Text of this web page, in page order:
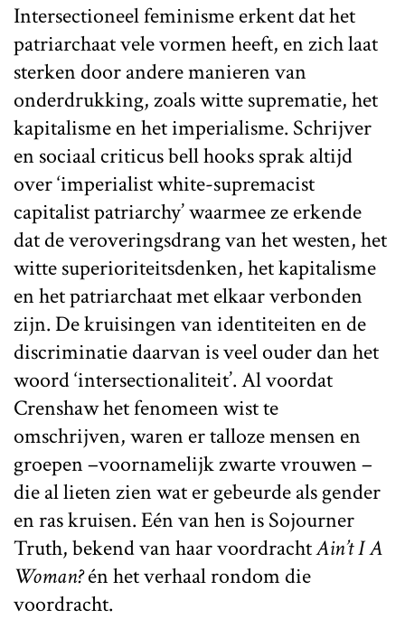
Intersectioneel feminisme erkent dat het
patriarchaat vele vormen heeft, en zich laat
sterken door andere manieren van
onderdrukking, zoals witte suprematie, het
kapitalisme en het imperialisme. Schrijver
en sociaal criticus bell hooks sprak altijd
over ‘imperialist white-supremacist
capitalist patriarchy’ waarmee ze erkende
dat de veroveringsdrang van het westen, het
witte superioriteitsdenken, het kapitalisme
en het patriarchaat met elkaar verbonden
zijn. De kruisingen van identiteiten en de
discriminatie daarvan is veel ouder dan het
woord ‘intersectionaliteit’. Al voordat
Crenshaw het fenomeen wist te
omschrijven, waren er talloze mensen en
groepen –voornamelijk zwarte vrouwen –
die al lieten zien wat er gebeurde als gender
en ras kruisen. Eén van hen is Sojourner
Truth, bekend van haar voordrachtAin’t I A
Woman?én het verhaal rondom die
voordracht.